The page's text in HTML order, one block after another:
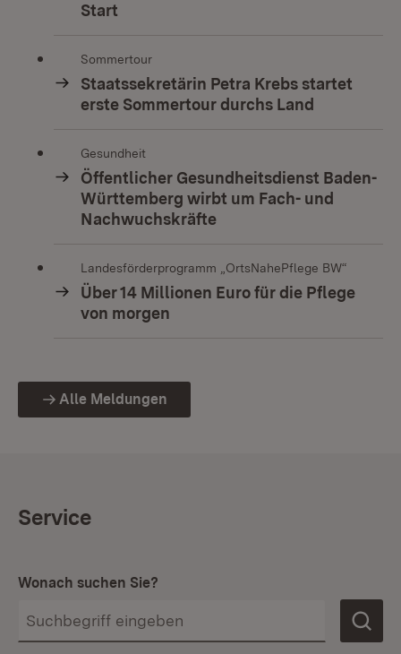
Start
Sommertour
Staatssekretärin Petra Krebs startet
erste Sommertour durchs Land
Gesundheit
Öffentlicher Gesundheitsdienst Baden-
Württemberg wirbt um Fach- und
Nachwuchskräfte
Landesförderprogramm „OrtsNahePflege BW“
Über 14 Millionen Euro für die Pflege
von morgen
Alle Meldungen
Service
Wonach suchen Sie?